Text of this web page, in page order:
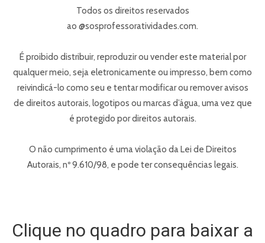
Todos os direitos reservados
ao @sosprofessoratividades.com.
É proibido distribuir, reproduzir ou vender este material por
qualquer meio, seja eletronicamente ou impresso, bem como
reivindicá-lo como seu e tentar modificar ou remover avisos
de direitos autorais, logotipos ou marcas d’água, uma vez que
é protegido por direitos autorais.
O não cumprimento é uma violação da Lei de Direitos
Autorais, nº 9.610/98, e pode ter consequências legais.
Clique no quadro para baixar a